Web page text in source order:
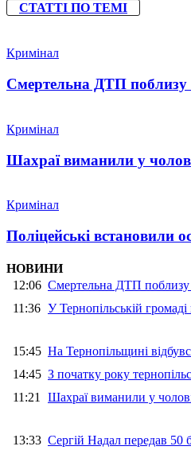
СТАТТІ ПО ТЕМІ
Кримінал
Смертельна ДТП поблизу
Кримінал
Шахраї виманили у
Кримінал
Поліцейські встановили
НОВИНИ
12:06 Смертельна ДТП поблизу
11:36 У Тернопільській
15:45 На Тернопільщині
14:45 З початку року
11:21 Шахраї виманили у
13:33 Сергій Надал передав 50